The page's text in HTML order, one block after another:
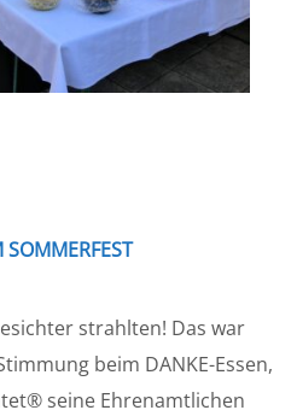
strahlten! Das war
beim DANKE-Essen,
seine Ehrenamtlichen